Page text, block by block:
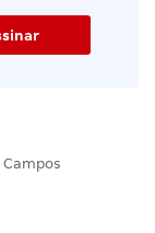
Campos